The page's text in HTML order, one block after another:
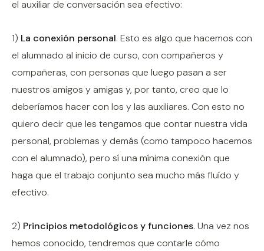
el auxiliar de conversación sea efectivo:
1) La conexión personal. Esto es algo que hacemos con
el alumnado al inicio de curso, con compañeros y
compañeras, con personas que luego pasan a ser
nuestros amigos y amigas y, por tanto, creo que lo
deberíamos hacer con los y las auxiliares. Con esto no
quiero decir que les tengamos que contar nuestra vida
personal, problemas y demás (como tampoco hacemos
con el alumnado), pero sí una mínima conexión que
haga que el trabajo conjunto sea mucho más fluído y
efectivo.
2) Principios metodológicos y funciones. Una vez nos
hemos conocido, tendremos que contarle cómo